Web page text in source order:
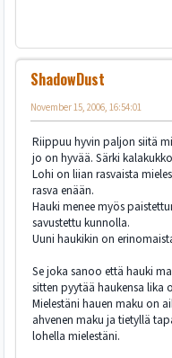
ShadowDust
November 15, 2006, 16:54:01
Riippuu hyvin paljon siitä
jo on hyvää. Särki
Lohi on liian rasvaista
rasva enään.
Hauki menee myös
savustettu kunnolla.
Uuni haukikin on
Se joka sanoo että hauki
sitten pyytää haukensa lika
Mielestäni hauen maku on
ahvenen maku ja tietyllä
lohella mielestäni.